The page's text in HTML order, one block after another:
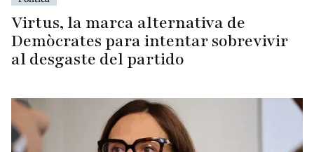
Virtus, la marca alternativa de
Demòcrates para intentar sobrevivir
al desgaste del partido